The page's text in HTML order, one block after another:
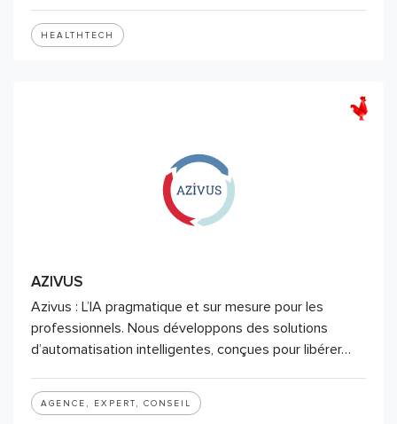
HEALTHTECH
AZIVUS
Azivus : L’IA pragmatique et sur mesure pour les
professionnels. Nous développons des solutions
d’automatisation intelligentes, conçues pour libérer…
AGENCE, EXPERT, CONSEIL